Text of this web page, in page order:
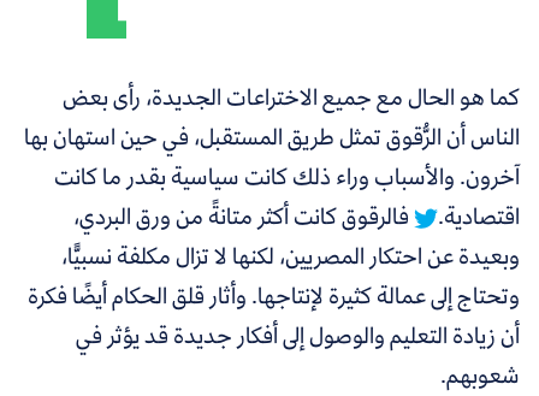
كما هو الحال مع جميع الاختراعات الجديدة، رأى بعض
الناس أن الرُّقوق تمثل طريق المستقبل، في حين استهان بها
آخرون. والأسباب وراء ذلك كانت سياسية بقدر ما كانت
اقتصادية.
فالرقوق كانت أكثر متانةً من ورق البردي،
وبعيدة عن احتكار المصريين، لكنها لا تزال مكلفة نسبيًّا،
وتحتاج إلى عمالة كثيرة لإنتاجها. وأثار قلق الحكام أيضًا فكرة
أن زيادة التعليم والوصول إلى أفكار جديدة قد يؤثر في
شعوبهم.